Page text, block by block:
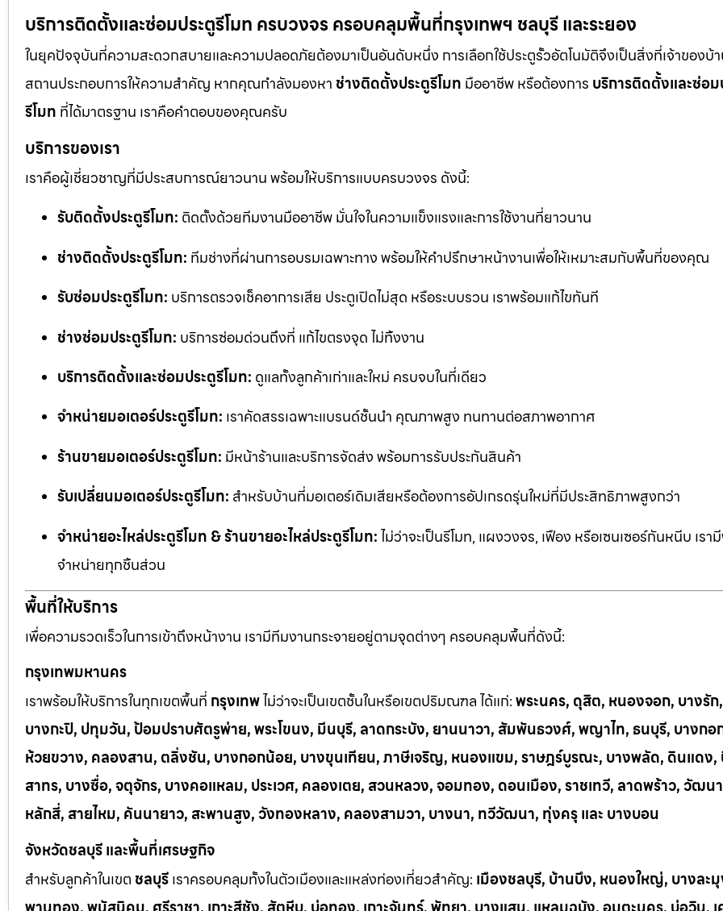
บริการติดตั้งและซ่อมประตูรีโมท ครบวงจร ครอบคลุมพื้นที่กรุงเทพฯ ชลบุรี และระยอง
ในยุคปัจจุบันที่ความสะดวกสบายและความปลอดภัยต้องมาเป็นอันดับหนึ่ง การเลือกใช้ประตูรั้วอัตโนมัติจึงเป็นสิ่งที่เจ้าของบ้า
สถานประกอบการให้ความสำคัญ หากคุณกำลังมองหา ช่างติดตั้งประตูรีโมท มืออาชีพ หรือต้องการ บริการติดตั้งและซ่อม
รีโมท ที่ได้มาตรฐาน เราคือคำตอบของคุณครับ
บริการของเรา
เราคือผู้เชี่ยวชาญที่มีประสบการณ์ยาวนาน พร้อมให้บริการแบบครบวงจร ดังนี้:
รับติดตั้งประตูรีโมท: ติดตั้งด้วยทีมงานมืออาชีพ มั่นใจในความแข็งแรงและการใช้งานที่ยาวนาน
ช่างติดตั้งประตูรีโมท: ทีมช่างที่ผ่านการอบรมเฉพาะทาง พร้อมให้คำปรึกษาหน้างานเพื่อให้เหมาะสมกับพื้นที่ของคุณ
รับซ่อมประตูรีโมท: บริการตรวจเช็คอาการเสีย ประตูเปิดไม่สุด หรือระบบรวน เราพร้อมแก้ไขทันที
ช่างซ่อมประตูรีโมท: บริการซ่อมด่วนถึงที่ แก้ไขตรงจุด ไม่ทิ้งงาน
บริการติดตั้งและซ่อมประตูรีโมท: ดูแลทั้งลูกค้าเก่าและใหม่ ครบจบในที่เดียว
จำหน่ายมอเตอร์ประตูรีโมท: เราคัดสรรเฉพาะแบรนด์ชั้นนำ คุณภาพสูง ทนทานต่อสภาพอากาศ
ร้านขายมอเตอร์ประตูรีโมท: มีหน้าร้านและบริการจัดส่ง พร้อมการรับประกันสินค้า
รับเปลี่ยนมอเตอร์ประตูรีโมท: สำหรับบ้านที่มอเตอร์เดิมเสียหรือต้องการอัปเกรดรุ่นใหม่ที่มีประสิทธิภาพสูงกว่า
จำหน่ายอะไหล่ประตูรีโมท & ร้านขายอะไหล่ประตูรีโมท:ไม่ว่าจะเป็นรีโมท, แผงวงจร, เฟือง หรือเซนเซอร์กันหนีบ เรา
จำหน่ายทุกชิ้นส่วน
พื้นที่ให้บริการ
เพื่อความรวดเร็วในการเข้าถึงหน้างาน เรามีทีมงานกระจายอยู่ตามจุดต่างๆ ครอบคลุมพื้นที่ดังนี้:
กรุงเทพมหานคร
เราพร้อมให้บริการในทุกเขตพื้นที่ กรุงเทพไม่ว่าจะเป็นเขตชั้นในหรือเขตปริมณฑล ได้แก่:พระนคร, ดุสิต, หนองจอก, บางรัก
บางกะปิ, ปทุมวัน, ป้อมปราบศัตรูพ่าย, พระโขนง, มีนบุรี, ลาดกระบัง, ยานนาวา, สัมพันธวงศ์, พญาไท, ธนบุรี, บางก
ห้วยขวาง, คลองสาน, ตลิ่งชัน, บางกอกน้อย, บางขุนเทียน, ภาษีเจริญ, หนองแขม, ราษฎร์บูรณะ, บางพลัด, ดินแดง,
สาทร, บางซื่อ, จตุจักร, บางคอแหลม, ประเวศ, คลองเตย, สวนหลวง, จอมทอง, ดอนเมือง, ราชเทวี, ลาดพร้าว, วัฒน
หลักสี่, สายไหม, คันนายาว, สะพานสูง, วังทองหลาง, คลองสามวา, บางนา, ทวีวัฒนา, ทุ่งครุ และ บางบอน
จังหวัดชลบุรี และพื้นที่เศรษฐกิจ
สำหรับลูกค้าในเขต ชลบุรีเราครอบคลุมทั้งในตัวเมืองและแหล่งท่องเที่ยวสำคัญ: เมืองชลบุรี, บ้านบึง, หนองใหญ่, บางละ